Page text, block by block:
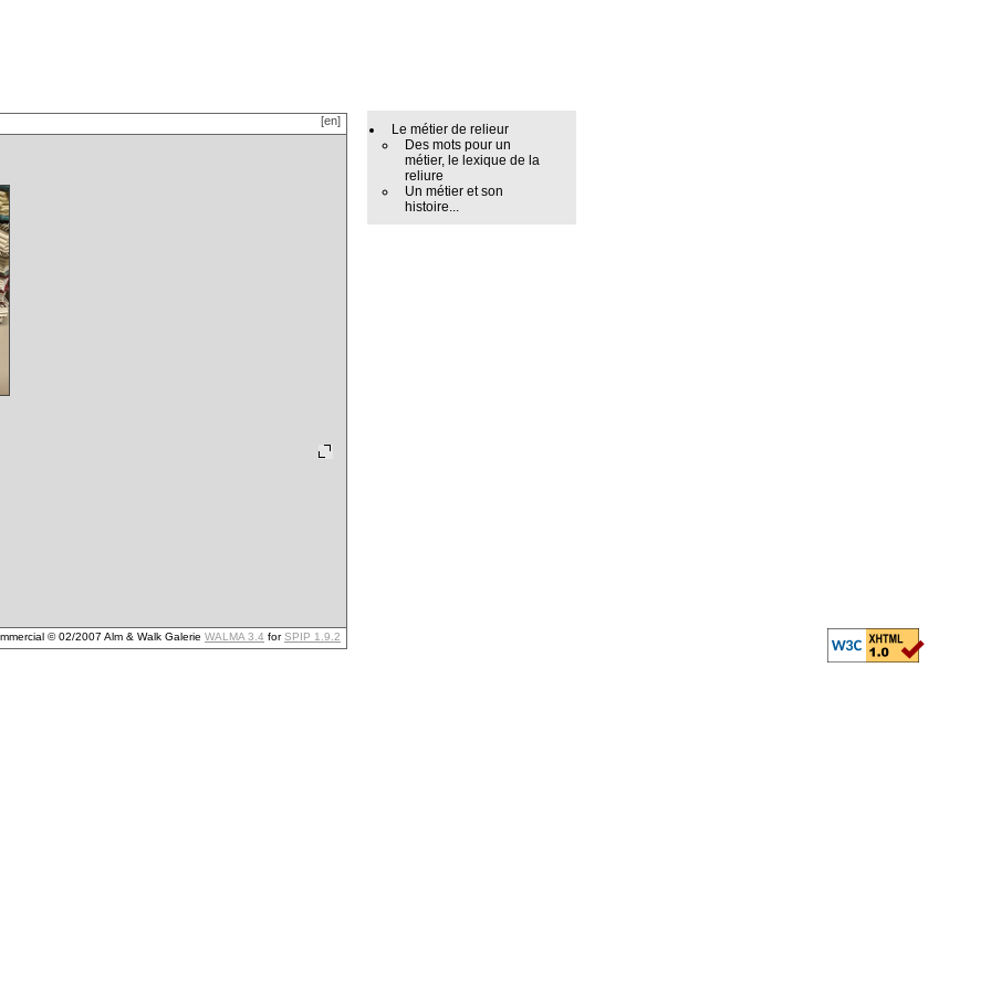
Le métier de relieur
Des mots pour un
métier, le lexique de la
reliure
Un métier et son
histoire...
[en]
© 02/2007 Alm & Walk Galerie WALMA 3.4 forSPIP 1.9.2